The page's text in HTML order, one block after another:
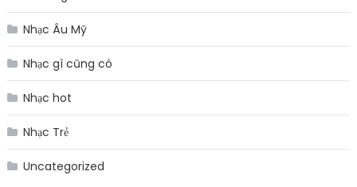
Nhạc Âu Mỹ
Nhạc gì cũng có
Nhạc hot
Nhạc Trẻ
Uncategorized